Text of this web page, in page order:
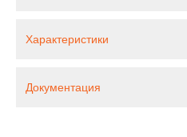
Характеристики
Документация